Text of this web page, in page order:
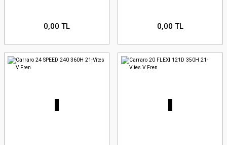
0,00 TL 0,00 TL